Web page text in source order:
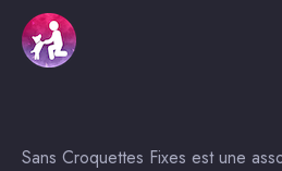
Sans Croquettes Fixes est une